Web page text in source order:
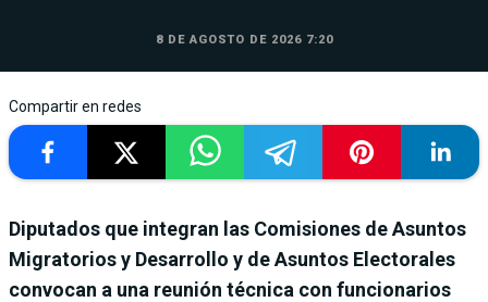
8 DE AGOSTO DE 2026 7:20
Compartir en redes
Diputados que integran las Comisiones de Asuntos
Migratorios y Desarrollo y de Asuntos Electorales
convocan a una reunión técnica con funcionarios